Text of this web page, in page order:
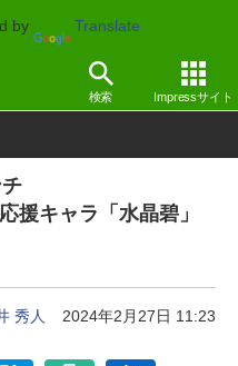
by Translate
検索 Impressサイト
Windows
援キャラ「水晶碧」
秀人 2024年2月27日 11:23